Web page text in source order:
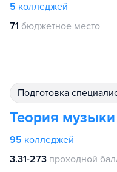
5 колледжей
71 бюджетное место
подготовка
Теория музыки
95 колледжей
3.31-273 проходной